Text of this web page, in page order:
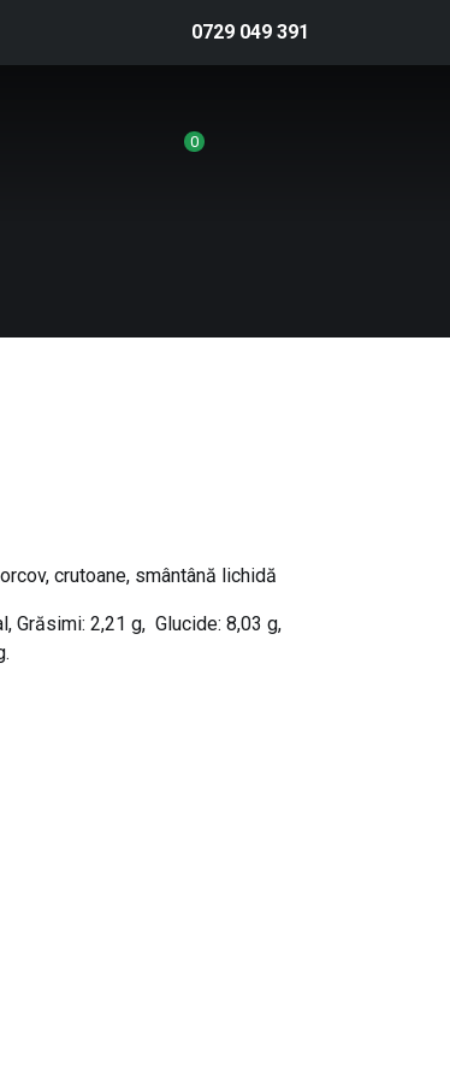
0729 049 391
0
crutoane, smântână lichidă
Grăsimi: 2,21 g, Glucide: 8,03 g,